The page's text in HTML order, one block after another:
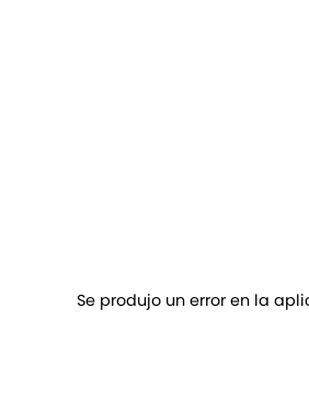
Se produjo un error en la